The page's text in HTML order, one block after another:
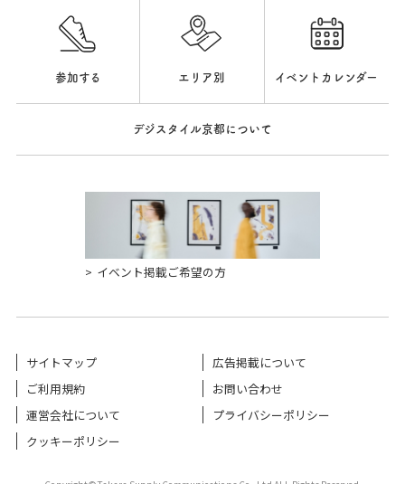
参加する エリア別 イベントカレンダー
デジスタイル京都について
イベント掲載ご希望の方
サイトマップ
広告掲載について
ご利用規約
お問い合わせ
運営会社について
プライバシーポリシー
クッキーポリシー